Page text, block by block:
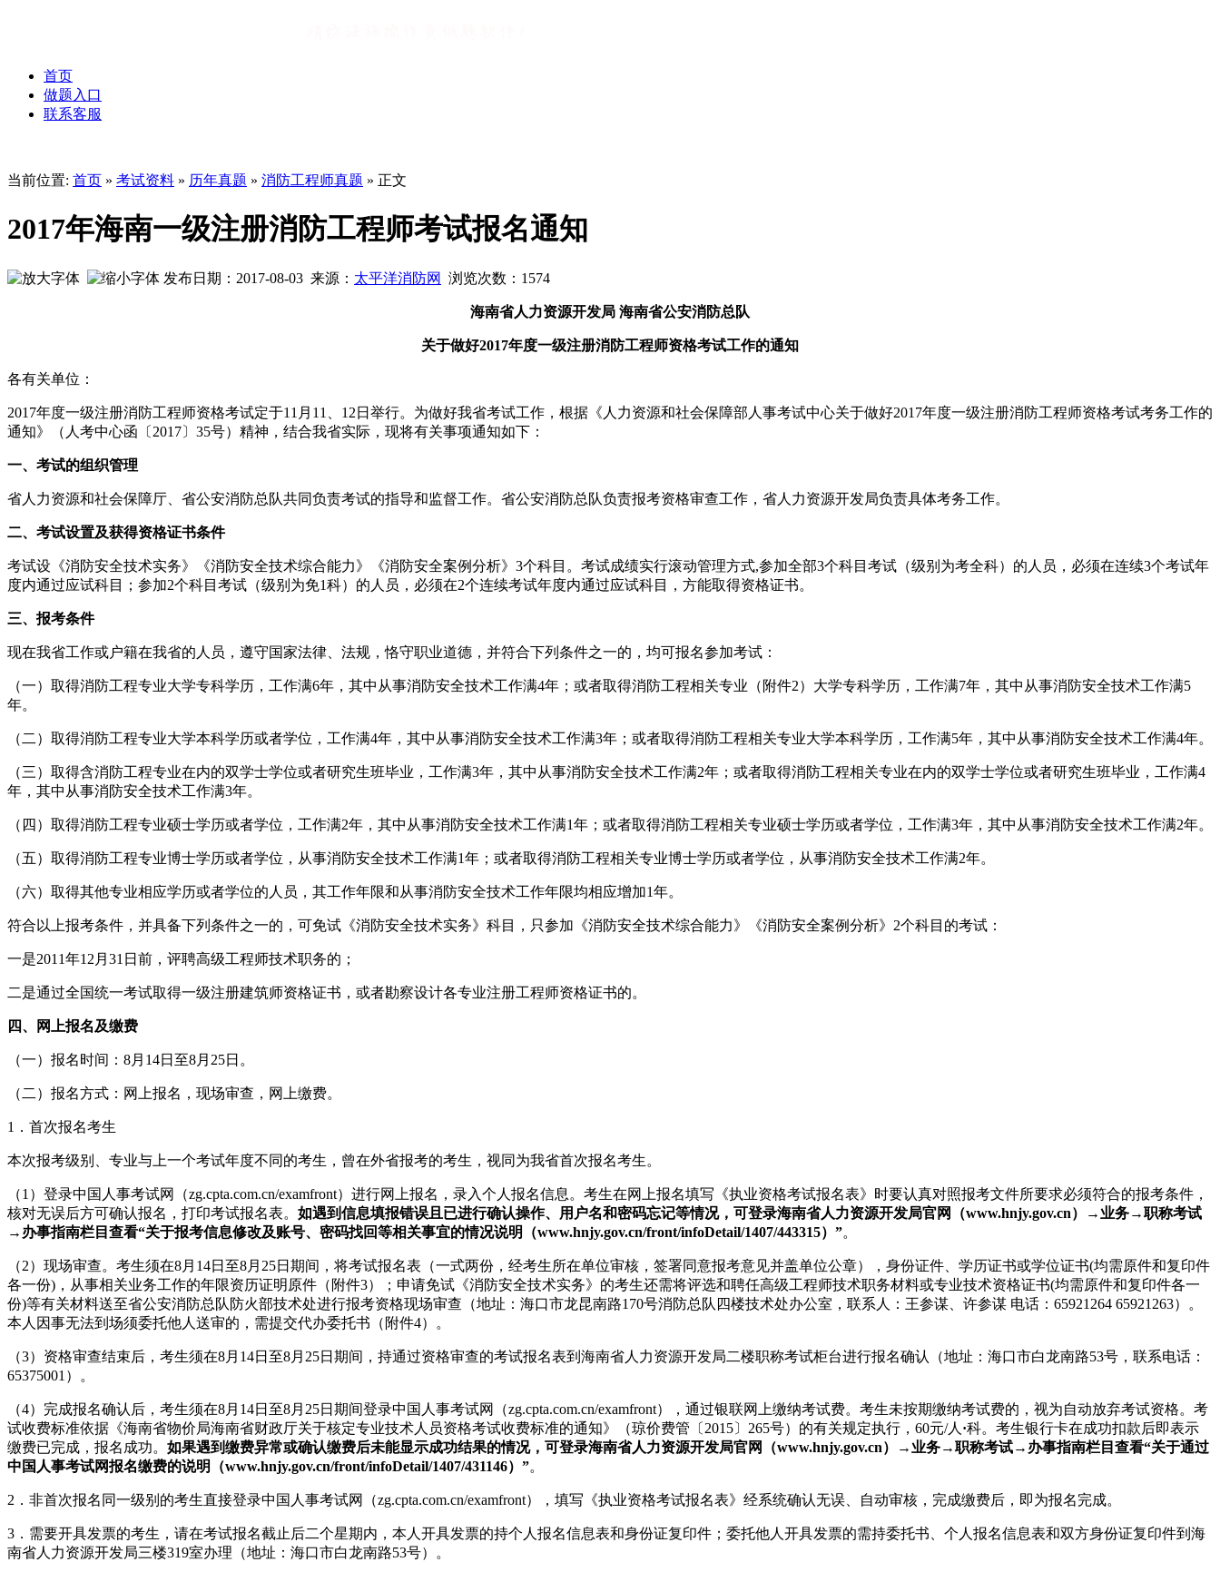
首页
做题入口
联系客服
当前位置: 首页 » 考试资料 » 历年真题 » 消防工程师真题 » 正文
2017年海南一级注册消防工程师考试报名通知
发布日期：2017-08-03 来源： 太平洋消防网 浏览次数： 1574
海南省人力资源开发局 海南省公安消防总队
关于做好2017年度一级注册消防工程师资格考试工作的通知
各有关单位：
2017年度一级注册消防工程师资格考试定于11月11、12日举行。为做好我省考试工作，根据《人力资源和社会保障部人事考试中心关于做好2017年度一级注册消防工程师资格考试考务工作的
通知》（人考中心函〔2017〕35号）精神，结合我省实际，现将有关事项通知如下：
一、考试的组织管理
省人力资源和社会保障厅、省公安消防总队共同负责考试的指导和监督工作。省公安消防总队负责报考资格审查工作，省人力资源开发局负责具体考务工作。
二、考试设置及获得资格证书条件
考试设《消防安全技术实务》《消防安全技术综合能力》《消防安全案例分析》3个科目。考试成绩实行滚动管理方式,参加全部3个科目考试（级别为考全科）的人员，必须在连续3个考试年
度内通过应试科目；参加2个科目考试（级别为免1科）的人员，必须在2个连续考试年度内通过应试科目，方能取得资格证书。
三、报考条件
现在我省工作或户籍在我省的人员，遵守国家法律、法规，恪守职业道德，并符合下列条件之一的，均可报名参加考试：
（一）取得消防工程专业大学专科学历，工作满6年，其中从事消防安全技术工作满4年；或者取得消防工程相关专业（附件2）大学专科学历，工作满7年，其中从事消防安全技术工作满5
年。
（二）取得消防工程专业大学本科学历或者学位，工作满4年，其中从事消防安全技术工作满3年；或者取得消防工程相关专业大学本科学历，工作满5年，其中从事消防安全技术工作满4年。
（三）取得含消防工程专业在内的双学士学位或者研究生班毕业，工作满3年，其中从事消防安全技术工作满2年；或者取得消防工程相关专业在内的双学士学位或者研究生班毕业，工作满4
年，其中从事消防安全技术工作满3年。
（四）取得消防工程专业硕士学历或者学位，工作满2年，其中从事消防安全技术工作满1年；或者取得消防工程相关专业硕士学历或者学位，工作满3年，其中从事消防安全技术工作满2年。
（五）取得消防工程专业博士学历或者学位，从事消防安全技术工作满1年；或者取得消防工程相关专业博士学历或者学位，从事消防安全技术工作满2年。
（六）取得其他专业相应学历或者学位的人员，其工作年限和从事消防安全技术工作年限均相应增加1年。
符合以上报考条件，并具备下列条件之一的，可免试《消防安全技术实务》科目，只参加《消防安全技术综合能力》《消防安全案例分析》2个科目的考试：
一是2011年12月31日前，评聘高级工程师技术职务的；
二是通过全国统一考试取得一级注册建筑师资格证书，或者勘察设计各专业注册工程师资格证书的。
四、网上报名及缴费
（一）报名时间：8月14日至8月25日。
（二）报名方式：网上报名，现场审查，网上缴费。
1．首次报名考生
本次报考级别、专业与上一个考试年度不同的考生，曾在外省报考的考生，视同为我省首次报名考生。
（1）登录中国人事考试网（zg.cpta.com.cn/examfront）进行网上报名，录入个人报名信息。考生在网上报名填写《执业资格考试报名表》时要认真对照报考文件所要求必须符合的报考条件，
核对无误后方可确认报名，打印考试报名表。 如遇到信息填报错误且已进行确认操作、用户名和密码忘记等情况，可登录海南省人力资源开发局官网（www.hnjy.gov.cn） →业务→职称考试
→ 办事指南栏目查看“关于报考信息修改及账号、密码找回等相关事宜的情况说明（www.hnjy.gov.cn/front/infoDetail/1407/443315）”。
（2）现场审查。考生须在8月14日至8月25日期间，将考试报名表（一式两份，经考生所在单位审核，签署同意报考意见并盖单位公章），身份证件、学历证书或学位证书(均需原件和复印件
各一份)，从事相关业务工作的年限资历证明原件（附件3）；申请免试《消防安全技术实务》的考生还需将评选和聘任高级工程师技术职务材料或专业技术资格证书(均需原件和复印件各一
份)等有关材料送至省公安消防总队防火部技术处进行报考资格现场审查（地址：海口市龙昆南路170号消防总队四楼技术处办公室，联系人：王参谋、许参谋 电话：65921264 65921263）。
本人因事无法到场须委托他人送审的，需提交代办委托书（附件4）。
（3）资格审查结束后，考生须在8月14日至8月25日期间，持通过资格审查的考试报名表到海南省人力资源开发局二楼职称考试柜台进行报名确认（地址：海口市白龙南路53号，联系电话：
65375001）。
（4）完成报名确认后，考生须在8月14日至8月25日期间登录中国人事考试网（zg.cpta.com.cn/examfront），通过银联网上缴纳考试费。考生未按期缴纳考试费的，视为自动放弃考试资格。考
试收费标准依据《海南省物价局海南省财政厅关于核定专业技术人员资格考试收费标准的通知》（琼价费管〔2015〕265号）的有关规定执行，60元/人 ·科。考生银行卡在成功扣款后即表示
缴费已完成，报名成功。 如果遇到缴费异常或确认缴费后未能显示成功结果的情况，可登录海南省人力资源开发局官网（www.hnjy.gov.cn） →业务→职称考试→ 办事指南栏目查看“关于通过
中国人事考试网报名缴费的说明（www.hnjy.gov.cn/front/infoDetail/1407/431146）”。
2．非首次报名同一级别的考生直接登录中国人事考试网（zg.cpta.com.cn/examfront），填写《执业资格考试报名表》经系统确认无误、自动审核，完成缴费后，即为报名完成。
3．需要开具发票的考生，请在考试报名截止后二个星期内，本人开具发票的持个人报名信息表和身份证复印件；委托他人开具发票的需持委托书、个人报名信息表和双方身份证复印件到海
南省人力资源开发局三楼319室办理（地址：海口市白龙南路53号）。